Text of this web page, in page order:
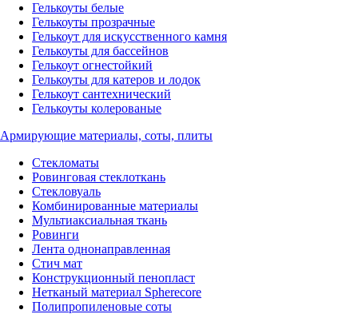
Гелькоуты белые
Гелькоуты прозрачные
Гелькоут для искусственного камня
Гелькоуты для бассейнов
Гелькоут огнестойкий
Гелькоуты для катеров и лодок
Гелькоут сантехнический
Гелькоуты колерованые
Армирующие материалы, соты, плиты
Стекломаты
Ровинговая стеклоткань
Стекловуаль
Комбинированные материалы
Мультиаксиальная ткань
Ровинги
Лента однонаправленная
Стич мат
Конструкционный пенопласт
Нетканый материал Spherecore
Полипропиленовые соты